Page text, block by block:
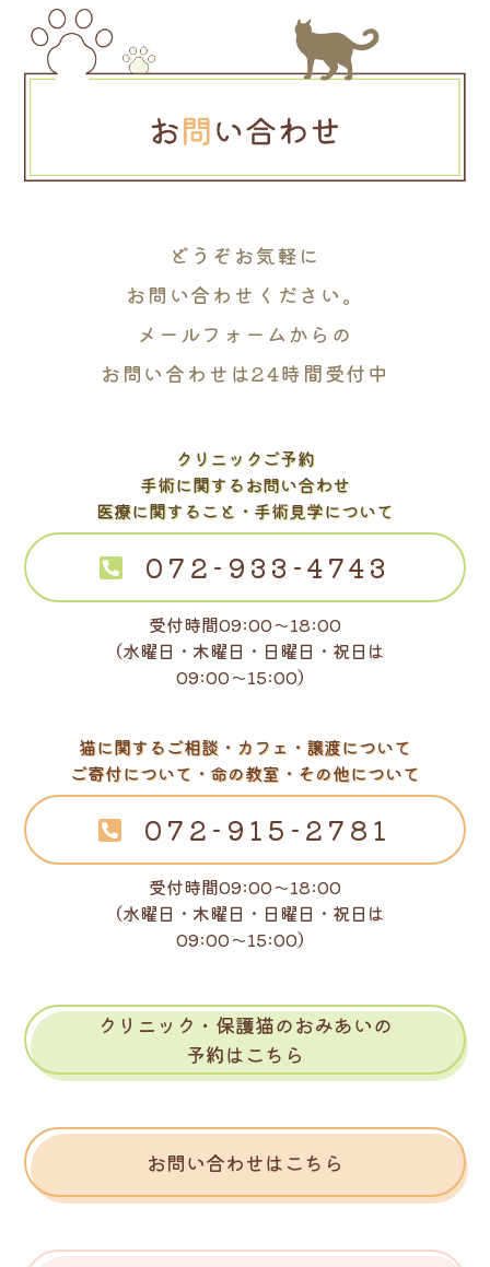
どうぞお気軽に
お問い合わせください。
メールフォームからの
お問い合わせは24時間受付中
クリニックご予約
手術に関するお問い合わせ
医療に関すること・手術見学について
072-933-4743
受付時間09:00～18:00
（水曜日・木曜日・日曜日・祝日は
09:00～15:00）
猫に関するご相談・カフェ・譲渡について
ご寄付について・命の教室・その他について
072-915-2781
受付時間09:00～18:00
（水曜日・木曜日・日曜日・祝日は
09:00～15:00）
クリニック・保護猫のおみあいの
予約はこちら
お問い合わせはこちら